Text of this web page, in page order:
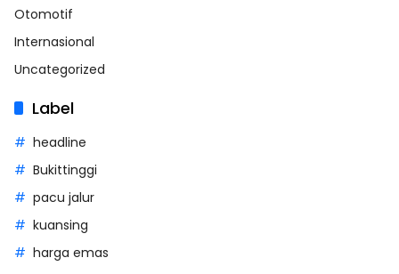
Otomotif
Internasional
Uncategorized
Label
headline
Bukittinggi
pacu jalur
kuansing
harga emas